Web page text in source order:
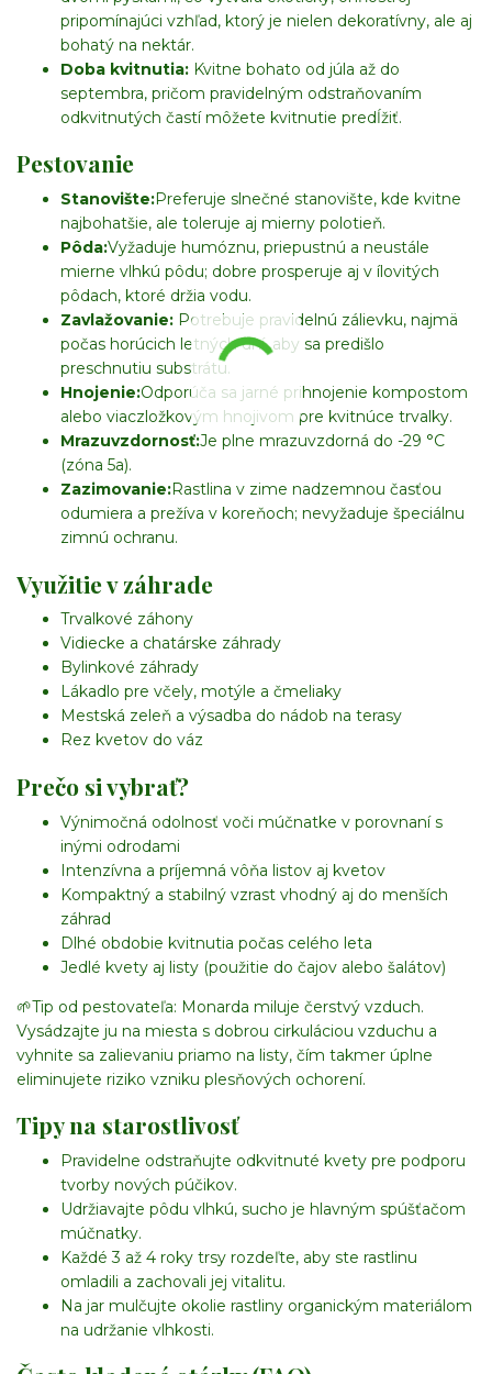
pripomínajúci vzhľad, ktorý je nielen dekoratívny, ale aj
bohatý na nektár.
Doba kvitnutia: Kvitne bohato od júla až do
septembra, pričom pravidelným odstraňovaním
odkvitnutých častí môžete kvitnutie predĺžiť.
Pestovanie
Stanovište:Preferuje slnečné stanovište, kde kvitne
najbohatšie, ale toleruje aj mierny polotieň.
Pôda:Vyžaduje humóznu, priepustnú a neustále
mierne vlhkú pôdu; dobre prosperuje aj v ílovitých
pôdach, ktoré držia vodu.
Zavlažovanie: Potrebuje pravidelnú zálievku, najmä
počas horúcich letných dní, aby sa predišlo
preschnutiu substrátu.
Hnojenie:Odporúča sa jarné prihnojenie kompostom
alebo viaczložkovým hnojivom pre kvitnúce trvalky.
Mrazuvzdornosť:Je plne mrazuvzdorná do -29 °C
(zóna 5a).
Zazimovanie:Rastlina v zime nadzemnou časťou
odumiera a prežíva v koreňoch; nevyžaduje špeciálnu
zimnú ochranu.
Využitie v záhrade
Trvalkové záhony
Vidiecke a chatárske záhrady
Bylinkové záhrady
Lákadlo pre včely, motýle a čmeliaky
Mestská zeleň a výsadba do nádob na terasy
Rez kvetov do váz
Prečo si vybrať?
Výnimočná odolnosť voči múčnatke v porovnaní s
inými odrodami
Intenzívna a príjemná vôňa listov aj kvetov
Kompaktný a stabilný vzrast vhodný aj do menších
záhrad
Dlhé obdobie kvitnutia počas celého leta
Jedlé kvety aj listy (použitie do čajov alebo šalátov)
🌱Tip od pestovateľa: Monarda miluje čerstvý vzduch.
Vysádzajte ju na miesta s dobrou cirkuláciou vzduchu a
vyhnite sa zalievaniu priamo na listy, čím takmer úplne
eliminujete riziko vzniku plesňových ochorení.
Tipy na starostlivosť
Pravidelne odstraňujte odkvitnuté kvety pre podporu
tvorby nových púčikov.
Udržiavajte pôdu vlhkú, sucho je hlavným spúšťačom
múčnatky.
Každé 3 až 4 roky trsy rozdeľte, aby ste rastlinu
omladili a zachovali jej vitalitu.
Na jar mulčujte okolie rastliny organickým materiálom
na udržanie vlhkosti.